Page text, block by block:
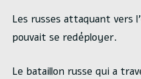
Les russes attaquant vers
pouvait se redéployer.
Le bataillon russe qui a